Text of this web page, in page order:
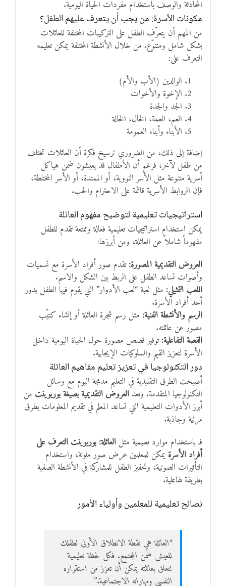
المحادثة والوصف باستخدام مفردات الحياة اليومية.
مكونات الأسرة: من يجب أن يتعرف عليهم الطفل؟
من المهم أن يتعرّف الطفل على التركيبات المختلفة للعائلات
بشكل شامل ومتنوّع. من خلال الأنشطة المختلفة يمكن تعليمه
التعرف على:
الوالدين (الأب والأم)
الإخوة والأخوات
الجد والجدة
العم، العمة، الخال، الخالة
الأبناء وأبناء العمومة
إضافة إلى ذلك، من الضروري ترسيخ فكرة أن العائلات تختلف
من طفل لآخر، فرغم أن الأطفال قد يعيشون ضمن هياكل
أسرية متنوعة مثل الأسر النووية، أو الممتدة، أو الأسر المختلطة،
فإن الروابط الأسرية قائمة على الاحترام والحب.
استراتيجيات تعليمية لتوضيح مفهوم العائلة
يمكن استخدام استراتيجيات تعليمية فعالة وممتعة تقدم للطفل
مفهوماً شاملاً عن العائلة، ومن أبرزها:
العروض التقديمية المصورة:تقدم صور أفراد الأسرة مع تسميات
وأصوات تساعد الطفل على الربط بين الشكل والاسم.
اللعب التمثيلي: مثل لعبة “لعب الأدوار” التي يقوم فيها الطفل بدور
أحد أفراد الأسرة.
الرسم والأنشطة الفنية: مثل رسم شجرة العائلة أو إنشاء كتيّب
مصور عن عائلته.
القصة التفاعلية:توفير قصص مصورة حول الحياة اليومية داخل
الأسرة لتعزيز القيم والسلوكيات الإيجابية.
دور التكنولوجيا في تعزيز تعليم مفاهيم العائلة
أصبحت الطرق التقليدية في التعليم مدمجة اليوم مع وسائل
التكنولوجيا المتقدمة. وتعد العروض التقديمية بصيغة بوربوينت من
أبرز الأدوات التعليمية التي تساعد المعلم في تقديم المعلومات بطرق
مرئية وجاذبة.
فـ باستخدام موارد تعليمية مثل العائلة: بوربوينت التعرف على
أفراد الأسرة يمكن للمعلمين عرض صور ملونة، واستخدام
التأثيرات الصوتية، وتحفيز الطفل للمشاركة في الأنشطة الصفية
بطريقة تفاعلية.
نصائح تعليمية للمعلمين وأولياء الأمور
“العائلة هي نقطة الانطلاق الأولى لطفلك
للعيش ضمن المجتمع. فكل لحظة تعليمية
تتعلق بعائلته يمكن أن تعزز من استقراره
النفسي ومهاراته الاجتماعية.”